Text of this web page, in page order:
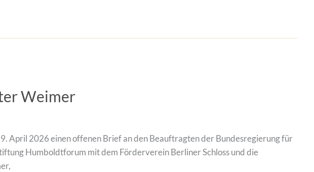
Weimer
2026 einen offenen Brief an den Beauftragten der Bundesregierung für
Humboldtforum mit dem Förderverein Berliner Schloss und die